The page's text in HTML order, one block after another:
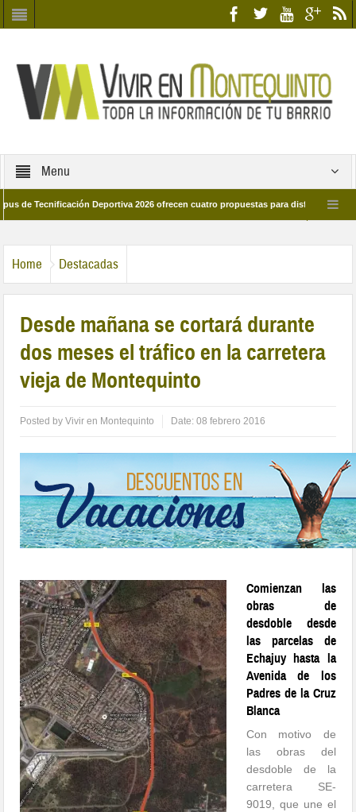
Menu
Tecnificación Deportiva 2026 ofrecen cuatro propuestas para disfrutar del deporte
Home Destacadas
Desde mañana se cortará durante
dos meses el tráfico en la carretera
vieja de Montequinto
Posted byVivir en Montequinto Date:08 febrero 2016
Comienzan las
obras de
desdoble desde
las parcelas de
Echajuy hasta la
Avenida de los
Padres de la Cruz
Blanca
Con motivo de
las obras del
desdoble de la
carretera SE-
9019, que une el